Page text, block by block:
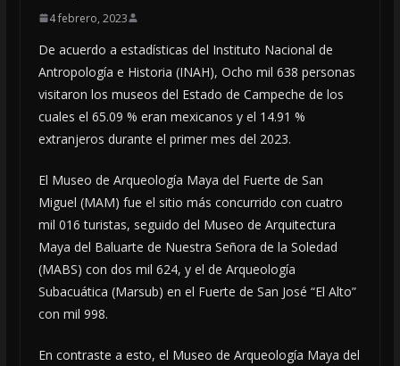
4 febrero, 2023
De acuerdo a estadísticas del Instituto Nacional de
Antropología e Historia (INAH), Ocho mil 638 personas
visitaron los museos del Estado de Campeche de los
cuales el 65.09 % eran mexicanos y el 14.91 %
extranjeros durante el primer mes del 2023.
El Museo de Arqueología Maya del Fuerte de San
Miguel (MAM) fue el sitio más concurrido con cuatro
mil 016 turistas, seguido del Museo de Arquitectura
Maya del Baluarte de Nuestra Señora de la Soledad
(MABS) con dos mil 624, y el de Arqueología
Subacuática (Marsub) en el Fuerte de San José “El Alto”
con mil 998.
En contraste a esto, el Museo de Arqueología Maya del